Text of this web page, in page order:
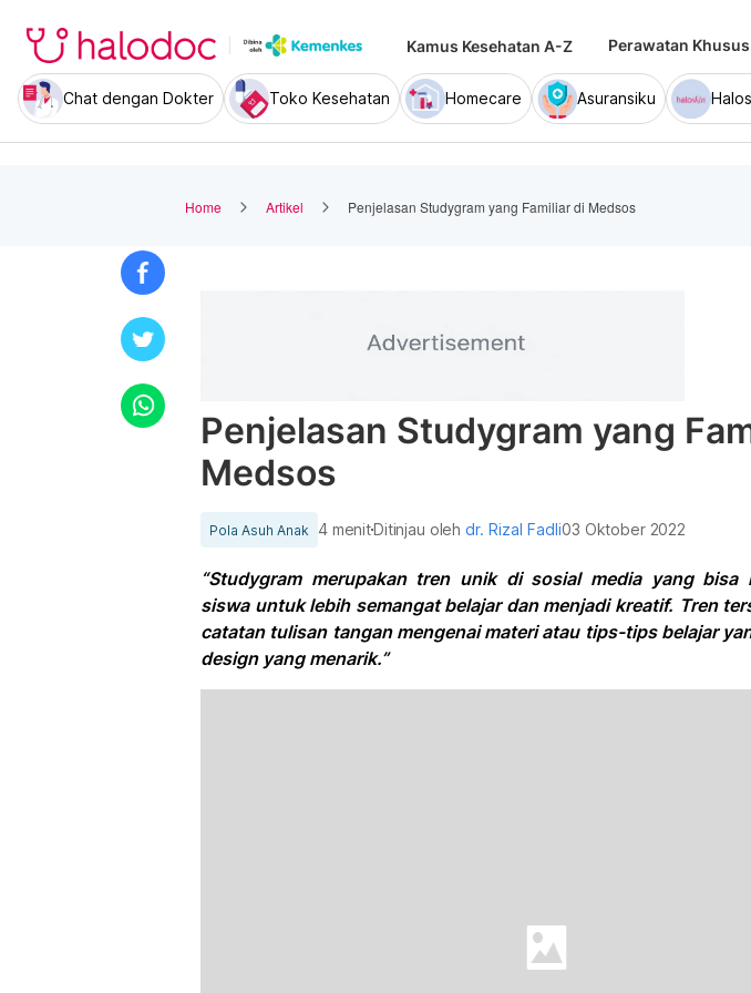
Kamus Kesehatan A-Z Perawatan Khusus
Chat dengan Dokter Toko Kesehatan Homecare Asuransiku
Home Artikel Penjelasan Studygram yang Familiar di Medsos
Penjelasan Studygram yang
Medsos
Pola Asuh Anak 4 menitDitinjau olehdr. Rizal Fadli03 Oktober 2022
“Studygram merupakan tren unik di sosial media yang bisa
siswa untuk lebih semangat belajar dan menjadi kreatif. Tren
catatan tulisan tangan mengenai materi atau tips-tips belajar
design yang menarik.”